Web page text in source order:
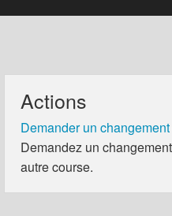
Actions
Demander un
Demandez un
autre course.